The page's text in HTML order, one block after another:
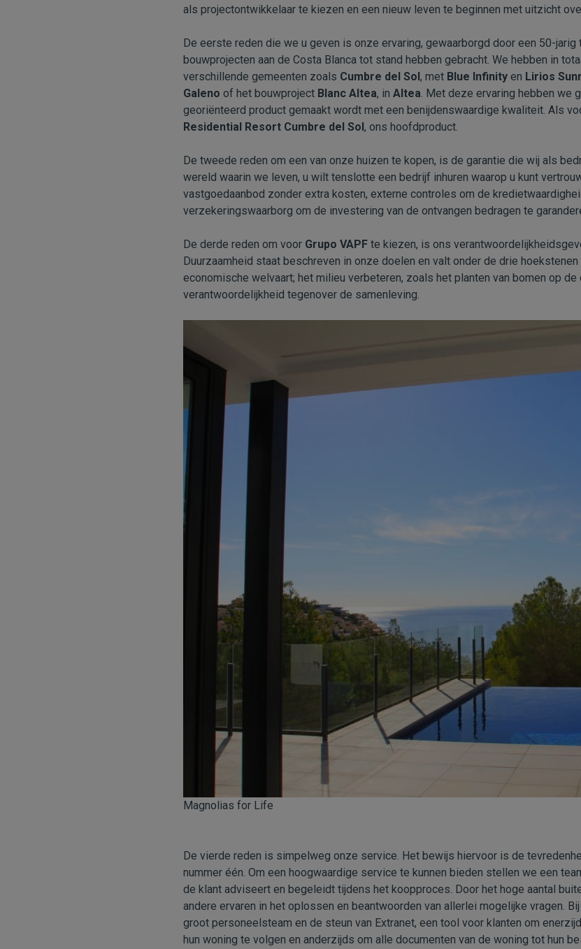
als projectontwikkelaar te kiezen en een nieuw leven te beginnen met uitzicht
De eerste reden die we u geven is onze ervaring, gewaarborgd door een 50-jarig
bouwprojecten aan de Costa Blanca tot stand hebben gebracht. We hebben in
verschillende gemeenten zoals Cumbre del Sol, met Blue Infinity en Lirios
Galeno of het bouwproject Blanc Altea, in Altea. Met deze ervaring hebben we
georiënteerd product gemaakt wordt met een benijdenswaardige kwaliteit. Als
Residential Resort Cumbre del Sol, ons hoofdproduct.
De tweede reden om een van onze huizen te kopen, is de garantie die wij als
wereld waarin we leven, u wilt tenslotte een bedrijf inhuren waarop u kunt
vastgoedaanbod zonder extra kosten, externe controles om de
verzekeringswaarborg om de investering van de ontvangen bedragen te
De derde reden om voor Grupo VAPF te kiezen, is ons
Duurzaamheid staat beschreven in onze doelen en valt onder de drie
economische welvaart; het milieu verbeteren, zoals het planten van bomen op de
verantwoordelijkheid tegenover de samenleving.
Magnolias for Life
De vierde reden is simpelweg onze service. Het bewijs hiervoor is de
nummer één. Om een hoogwaardige service te kunnen bieden stellen we een
de klant adviseert en begeleidt tijdens het koopproces. Door het hoge aantal
andere ervaren in het oplossen en beantwoorden van allerlei mogelijke vragen.
groot personeelsteam en de steun van Extranet, een tool voor klanten om
hun woning te volgen en anderzijds om alle documenten van de woning tot hun